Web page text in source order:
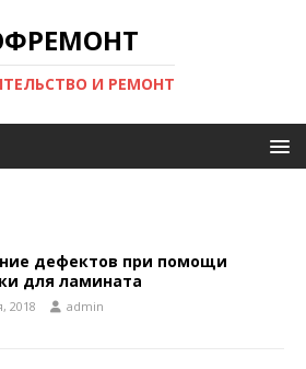
И РЕМОНТ
дефектов при помощи
для ламината
2018 admin